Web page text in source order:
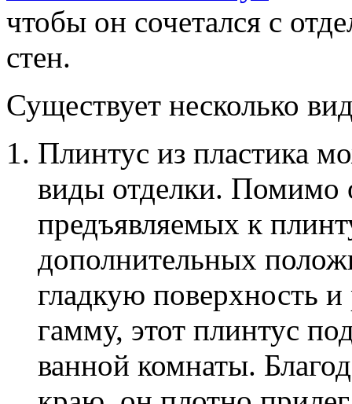
чтобы он сочетался с
стен.
Существует несколько
Плинтус из пластика
виды отделки. Помимо
предъявляемых к
дополнительных
гладкую поверхность
гамму, этот плинтус
ванной комнаты.